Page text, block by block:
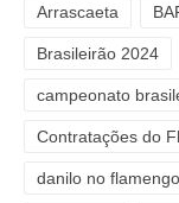
Arrascaeta
Brasileirão 2024
campeonato
Contratações do
danilo no flamengo